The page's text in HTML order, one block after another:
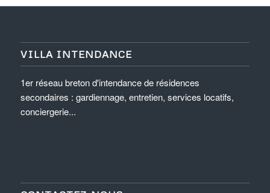
VILLA INTENDANCE
1er réseau breton d'intendance de résidences
secondaires : gardiennage, entretien, services locatifs,
conciergerie...